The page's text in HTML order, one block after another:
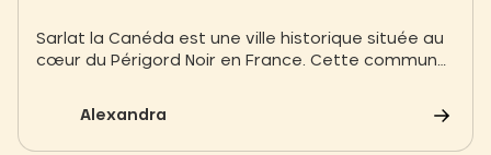
Sarlat la Canéda est une ville historique située au
cœur du Périgord Noir en France. Cette commune
cherchez à vous ressourcer en pleine nature tout
en découvrant les richesses de la région, ne
Alexandra